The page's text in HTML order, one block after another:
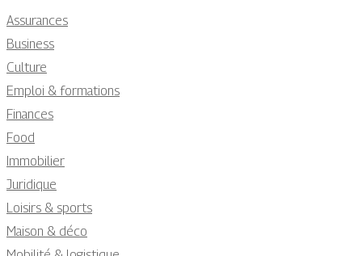
Assurances
Business
Culture
Emploi & formations
Finances
Food
Immobilier
Juridique
Loisirs & sports
Maison & déco